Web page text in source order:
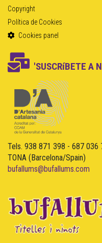
Copyright
Política de Cookies
Cookies panel
'SUSCRíBETE A
Tels. 938 871 398 - 687 036
TONA (Barcelona/Spain)
bufallums@bufallums.com